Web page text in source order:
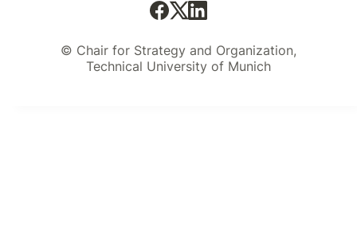
© Chair for Strategy and Organization,
Technical University of Munich